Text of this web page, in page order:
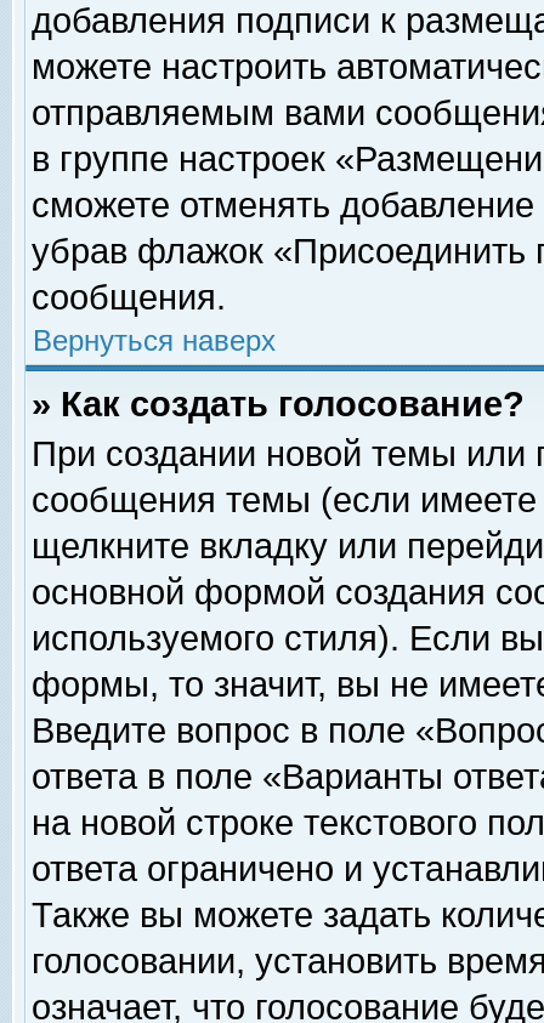
добавления подписи к
можете настроить
отправляемым вами
в группе настроек
сможете отменять
убрав флажок «Присоединить
сообщения.
Вернуться наверх
» Как создать голосование?
При создании новой темы или
сообщения темы (если
щелкните вкладку или
основной формой создания
используемого стиля). Если
формы, то значит, вы не
Введите вопрос в поле
ответа в поле «Варианты
на новой строке текстового
ответа ограничено и
Также вы можете задать
голосовании, установить
означает, что голосование